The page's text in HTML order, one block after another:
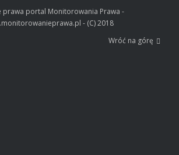
prawa portal Monitorowania Prawa -
- (C) 2018
Wróć na górę